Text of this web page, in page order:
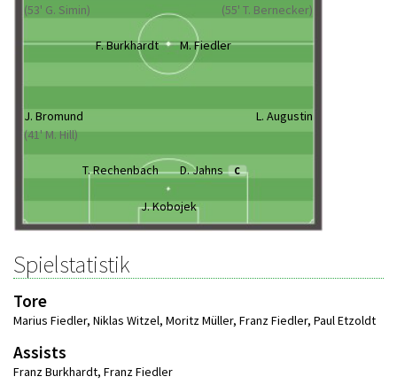
(53' G. Simin)
(55' T. Bernecker)
F. Burkhardt M. Fiedler
J. Bromund
(41' M. Hill)
L. Augustin
T. Rechenbach D. Jahns C
J. Kobojek
Spielstatistik
Tore
Marius Fiedler, Niklas Witzel, Moritz Müller, Franz Fiedler, Paul Etzoldt
Assists
Franz Burkhardt, Franz Fiedler